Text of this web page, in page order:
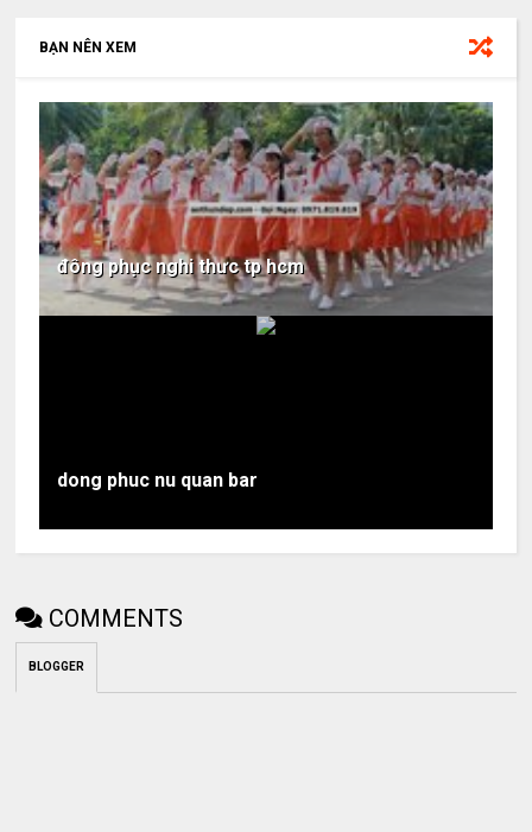
BẠN NÊN XEM
đông phục nghi thưc tp hcm
dong phuc nu quan bar
COMMENTS
BLOGGER